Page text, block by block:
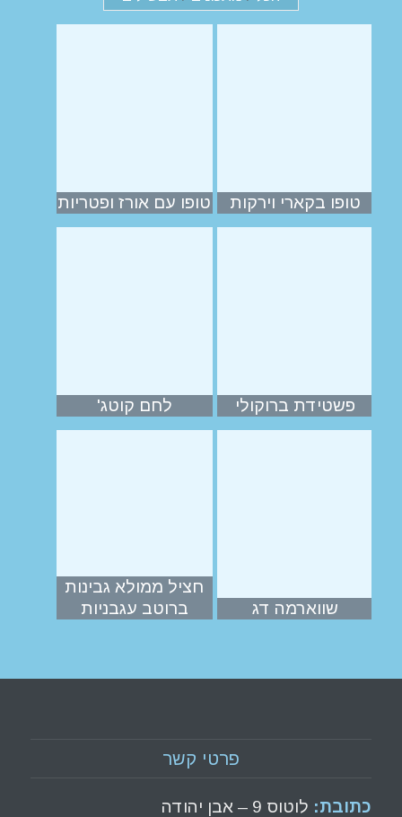
טופו בקארי וירקות טופו עם אורז ופטריות
פשטידת ברוקולי לחם קוטג'
שווארמה דג
חציל ממולא גבינות
ברוטב עגבניות
פרטי קשר
כתובת: לוטוס 9 – אבן יהודה